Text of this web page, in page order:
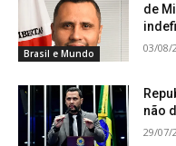
Brasil e Mundo
de
03/08/
não
29/07/